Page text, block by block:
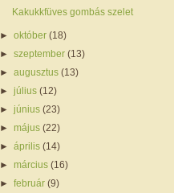
Kakukkfüves gombás szelet
►október(18)
►szeptember(13)
►augusztus(13)
►július(12)
►június(23)
►május(22)
►április(14)
►március(16)
►február(9)